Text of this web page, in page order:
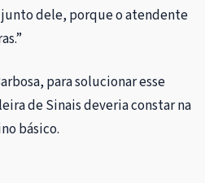
dele, porque o atendente
para solucionar esse
de Sinais deveria constar na
básico.